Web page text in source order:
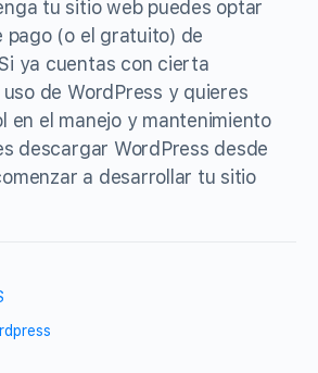
tu sitio web puedes optar
pago (o el gratuito) de
ya cuentas con cierta
de WordPress y quieres
en el manejo y mantenimiento
descargar WordPress desde
a desarrollar tu sitio